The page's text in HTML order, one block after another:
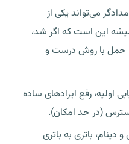
می‌تواند یکی از
این است که اگر شد،
حمل با روش درست و
اولیه، رفع ایرادهای ساده
(در حد امکان).
دینام، باتری به باتری